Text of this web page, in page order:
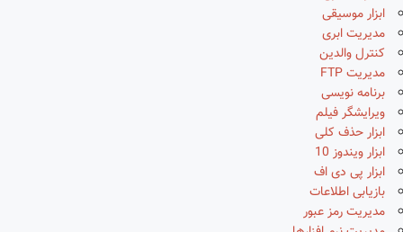
ابزار موسیقی
مدیریت ابری
کنترل والدین
مدیریت FTP
برنامه نویسی
ویرایشگر فیلم
ابزار حذف کلی
ابزار ویندوز 10
ابزار پی دی اف
بازیابی اطلاعات
مدیریت رمز عبور